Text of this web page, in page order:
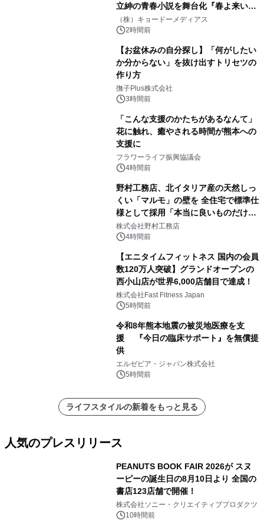
立紳の青春小説を舞台化『春よ来い、
マジで来い』キービジュアル解禁！
（株）キョードーメディアス
2時間前
【お盆休みの自分探し】「何がしたい
か分からない」を抜け出すトリセツの
作り方
撫子Plus株式会社
3時間前
「こんな支援のかたちがあるなんて」
花に触れ、癒やされる時間が熊本への
支援に
フラワーライフ振興協議会
4時間前
野村工務店、北イタリア産の天然しっ
くい「マルモ」の壁を 全住宅で標準仕
様として採用「本当に良いものだけに
こだわる」
株式会社野村工務店
4時間前
【エニタイムフィットネス 国内の会員
数120万人突破】グランドオープンの
西小山店が世界6,000店舗目で達成！
株式会社Fast Fitness Japan
5時間前
令和8年熊本地震の被災地医療を支
援 『今日の臨床サポート』を無償提
供
エルゼビア・ジャパン株式会社
5時間前
ライフスタイルの新着をもっと見る
人気のプレスリリース
PEANUTS BOOK FAIR 2026が スヌ
ーピーの誕生日の8月10日より 全国の
書店123店舗で開催！
株式会社ソニー・クリエイティブプロダクツ
10時間前